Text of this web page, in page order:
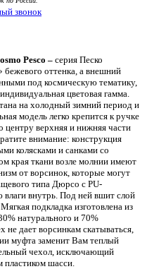
звонок
Pesco – серия Песко
оттенка, а внешний
под космическую тематику,
цветовая гамма.
на холодный зимний период и
модель легко крепится к ручке
верхняя и нижняя части
внимание: конструкция
колясками и санками со
края ткани возле молнии имеют
от ворсинок, которые могут
типа Дюрсо с PU-
внутрь. Под ней вшит слой
подкладка изготовлена из
натурального и 70%
не дает ворсинкам скатываться,
муфта заменит Вам теплый
чехол, исключающий
шасси.